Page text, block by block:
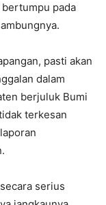
bertumpu pada
pasti akan
dalam
berjuluk Bumi
terkesan
serius